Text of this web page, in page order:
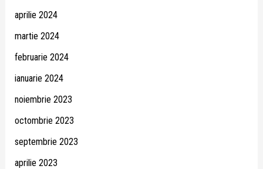
aprilie 2024
martie 2024
februarie 2024
ianuarie 2024
noiembrie 2023
octombrie 2023
septembrie 2023
aprilie 2023